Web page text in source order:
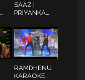
SAAZ |
PRIYANKA
BUKUR
MAJOT JOLE
RAMDHENU
KARAOKE